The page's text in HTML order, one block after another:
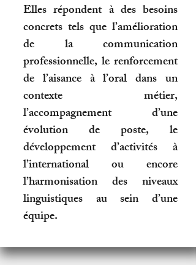
Elles répondent à des besoins
concrets tels que l’amélioration
de la communication
professionnelle, le renforcement
de l’aisance à l’oral dans un
contexte métier,
l’accompagnement d’une
évolution de poste, le
développement d’activités à
l’international ou encore
l’harmonisation des niveaux
linguistiques au sein d’une
équipe.